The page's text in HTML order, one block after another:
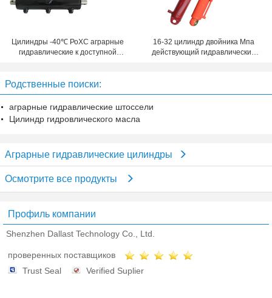
Цилиндры -40℃ РоХС аграрные
гидравлические к доступной
16-32 цилиндр двойника Мпа
действующий гидравлический
Родственные поиски:
аграрные гидравлические штоссели
Цилиндр гидровлического масла
Аграрные гидравлические цилиндры
Осмотрите все продукты
Профиль компании
Shenzhen Dallast Technology Co., Ltd.
проверенных поставщиков
Trust Seal
Verified Suplier